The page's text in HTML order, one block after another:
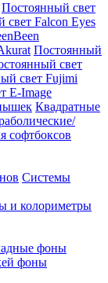
Постоянный свет
свет Falcon Eyes
Постоянный
свет
свет Fujimi
E-Image
Квадратные
софтбоксов
Системы
и колориметры
фоны
фоны